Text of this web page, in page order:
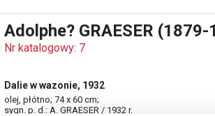
Adolphe? GRAESER
Nr katalogowy: 7
Dalie w wazonie, 1932
olej, płótno; 74 x 60 cm;
sygn. p. d.: A. GRAESER / 1932 r.